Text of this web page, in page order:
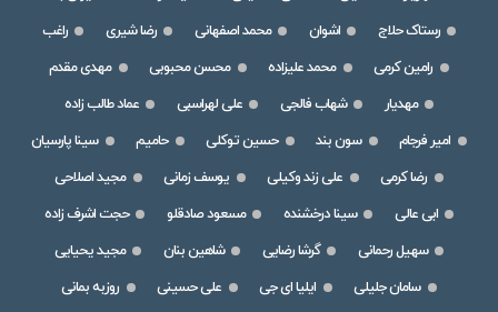
رستاک حلاج
اشوان محمد اصفهانی رضا شیری
راغب
رامین کرمی
محمد علیزاده محسن محبوبی
مهدی مقدم
مهدیار
شهاب فالجی علی لهراسبی
عماد طالب زاده
امیر فرجام
سون بند حسین توکلی حامیم
سینا پارسیان
رضا کرمی
علی زند وکیلی یوسف زمانی
مجید اصلاحی
ابی عالی
سینا درخشنده مسعود صادقلو
حجت اشرف زاده
سهیل رحمانی
گرشا رضایی شاهین بنان
مجید یحیایی
سامان جلیلی
ایلیا ای جی علی حسینی
روزبه بمانی